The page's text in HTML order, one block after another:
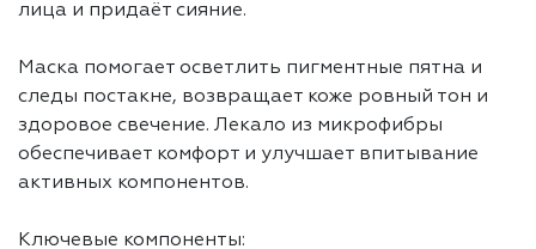
лица и придаёт сияние.
Маска помогает осветлить пигментные пятна и
следы постакне, возвращает коже ровный тон и
здоровое свечение. Лекало из микрофибры
обеспечивает комфорт и улучшает впитывание
активных компонентов.
Ключевые компоненты: